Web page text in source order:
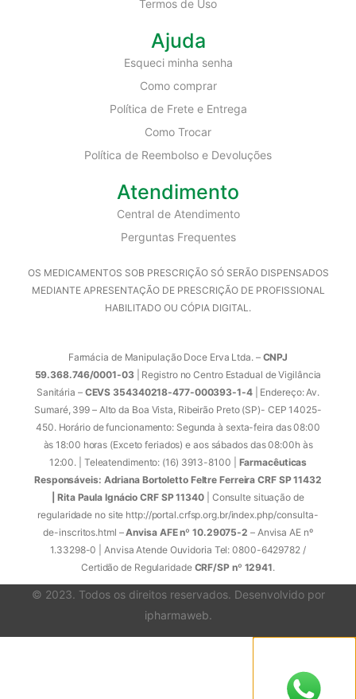
Termos de Uso
Ajuda
Esqueci minha senha
Como comprar
Política de Frete e Entrega
Como Trocar
Política de Reembolso e Devoluções
Atendimento
Central de Atendimento
Perguntas Frequentes
OS MEDICAMENTOS SOB PRESCRIÇÃO SÓ SERÃO DISPENSADOS
MEDIANTE APRESENTAÇÃO DE PRESCRIÇÃO DE PROFISSIONAL
HABILITADO OU CÓPIA DIGITAL.
Farmácia de Manipulação Doce Erva Ltda. – CNPJ
59.368.746/0001-03| Registro no Centro Estadual de Vigilância
Sanitária –CEVS 354340218-477-000393-1-4| Endereço: Av.
Sumaré, 399 – Alto da Boa Vista, Ribeirão Preto (SP)- CEP 14025-
450. Horário de funcionamento: Segunda à sexta-feira das 08:00
às 18:00 horas (Exceto feriados) e aos sábados das 08:00h às
12:00. | Teleatendimento: (16) 3913-8100 | Farmacêuticas
Responsáveis: Adriana Bortoletto Feltre Ferreira CRF SP 11432
| Rita Paula Ignácio CRF SP 11340 | Consulte situação de
regularidade no site http://portal.crfsp.org.br/index.php/consulta-
de-inscritos.html –Anvisa AFE nº 10.29075-2 – Anvisa AE nº
1.33298-0 | Anvisa Atende Ouvidoria Tel: 0800-6429782 /
Certidão de Regularidade CRF/SP nº 12941.
© 2023. Todos os direitos reservados. Desenvolvido por
ipharmaweb.